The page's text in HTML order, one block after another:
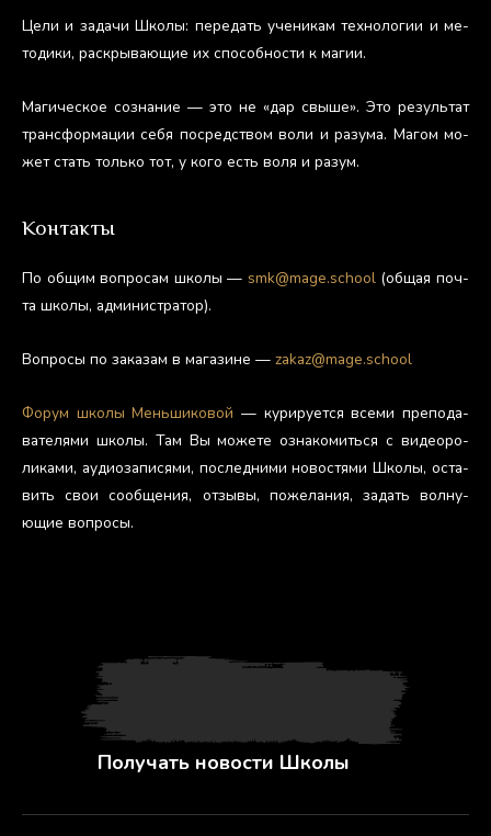
Це­ли и за­дачи Шко­лы: пе­редать уче­никам тех­но­логии и ме­
тоди­ки, рас­кры­ва­ющие их спо­соб­ности к ма­гии.
Ма­гичес­кое соз­на­ние — это не «дар свы­ше». Это ре­зуль­тат
тран­сфор­ма­ции се­бя пос­редс­твом во­ли и ра­зума. Ма­гом мо­
жет стать толь­ко тот, у ко­го есть во­ля и ра­зум.
Контакты
По об­щим воп­ро­сам шко­лы — smk@mage.school(об­щая поч­
та шко­лы, ад­ми­нис­тра­тор).
Воп­ро­сы по за­казам в ма­гази­не — zakaz@mage.school
Фо­рум шко­лы Мень­ши­ковой — ку­риру­ет­ся все­ми пре­пода­
вате­лями шко­лы. Там Вы мо­жете оз­на­комить­ся с ви­де­оро­
лика­ми, а­уди­оза­пися­ми, пос­ледни­ми но­вос­тя­ми Шко­лы, ос­та­
вить свои со­об­ще­ния, от­зы­вы, по­жела­ния, за­дать вол­ну­
ющие воп­ро­сы.
Получать новости Школы